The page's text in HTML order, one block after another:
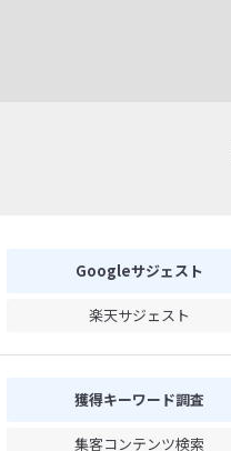
Googleサジェスト
楽天サジェスト
獲得キーワード調査
集客コンテンツ検索